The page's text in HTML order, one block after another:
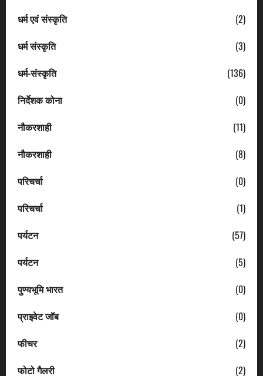
धर्म एवं संस्कृति
(2)
धर्म संस्कृति
(3)
धर्म-संस्कृति
(136)
निर्देशक कोना
(0)
नौकरशाही
(11)
नौकरशाही
(8)
परिचर्चा
(0)
परिचर्चा
(1)
पर्यटन
(57)
पर्यटन
(5)
पुण्यभूमि भारत
(0)
प्राइवेट जॉब
(0)
फीचर
(2)
फोटो गैलरी
(2)